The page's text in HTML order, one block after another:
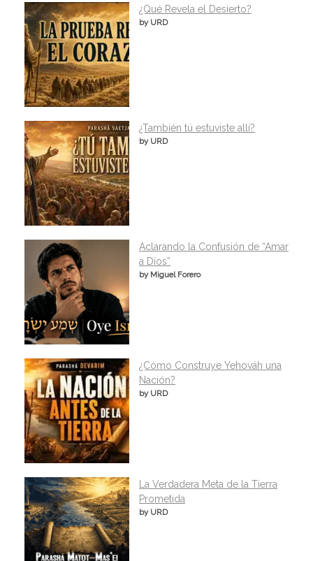
¿Qué Revela el Desierto?
by URD
¿También tú estuviste allí?
by URD
Aclarando la Confusión de “Amar
a Dios”
by Miguel Forero
¿Cómo Construye Yehováh una
Nación?
by URD
La Verdadera Meta de la Tierra
Prometida
by URD